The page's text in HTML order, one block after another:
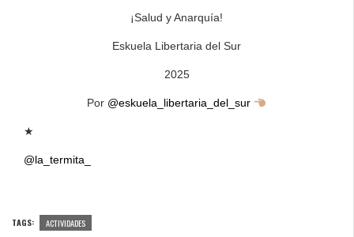
¡Salud y Anarquía!
Eskuela Libertaria del Sur
2025
Por @eskuela_libertaria_del_sur
★
@la_termita_
TAGS: ACTIVIDADES